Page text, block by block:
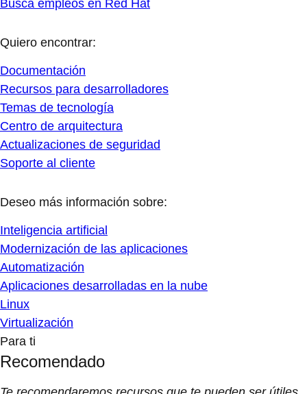
Busca empleos en Red Hat
Quiero encontrar:
Documentación
Recursos para desarrolladores
Temas de tecnología
Centro de arquitectura
Actualizaciones de seguridad
Soporte al cliente
Deseo más información sobre:
Inteligencia artificial
Modernización de las aplicaciones
Automatización
Aplicaciones desarrolladas en la nube
Linux
Virtualización
Para ti
Recomendado